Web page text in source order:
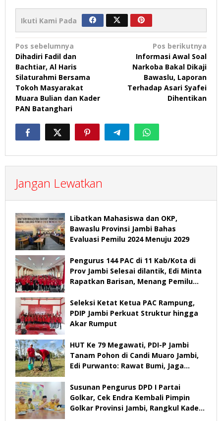
Ikuti Kami Pada
Navigasi
pos
Pos sebelumnya
Dihadiri Fadil dan
Bachtiar, Al Haris
Silaturahmi Bersama
Tokoh Masyarakat
Muara Bulian dan Kader
PAN Batanghari
Pos berikutnya
Informasi Awal Soal
Narkoba Bakal Dikaji
Bawaslu, Laporan
Terhadap Asari Syafei
Dihentikan
Jangan Lewatkan
Libatkan Mahasiswa dan OKP,
Bawaslu Provinsi Jambi Bahas
Evaluasi Pemilu 2024 Menuju 2029
Pengurus 144 PAC di 11 Kab/Kota di
Prov Jambi Selesai dilantik, Edi Minta
Rapatkan Barisan, Menang Pemilu
Seleksi Ketat Ketua PAC Rampung,
PDIP Jambi Perkuat Struktur hingga
Akar Rumput
HUT Ke 79 Megawati, PDI-P Jambi
Tanam Pohon di Candi Muaro Jambi,
Edi Purwanto: Rawat Bumi, Jaga
Susunan Pengurus DPD I Partai
Golkar, Cek Endra Kembali Pimpin
Golkar Provinsi Jambi, Rangkul Kader